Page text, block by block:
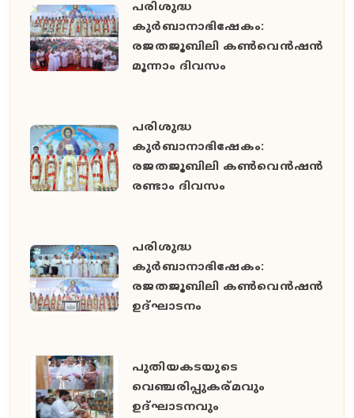
പരിശുദ്ധ
കുർബാനാഭിഷേകം:
രജതജൂബിലി കൺവെൻഷൻ
മൂന്നാം ദിവസം
പരിശുദ്ധ
കുർബാനാഭിഷേകം:
രജതജൂബിലി കൺവെൻഷൻ
രണ്ടാം ദിവസം
പരിശുദ്ധ
കുർബാനാഭിഷേകം:
രജതജൂബിലി കൺവെൻഷൻ
ഉദ്ഘാടനം
പുതിയകടയുടെ
വെഞ്ചരിപ്പുകര്മവും
ഉദ്‌ഘാടനവും